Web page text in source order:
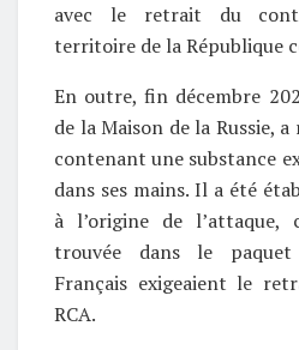
avec le retrait du
territoire de la République
En outre, fin décembre
de la Maison de la Russie,
contenant une substance
dans ses mains. Il a été
à l’origine de
trouvée dans le
Français exigeaient le
RCA.